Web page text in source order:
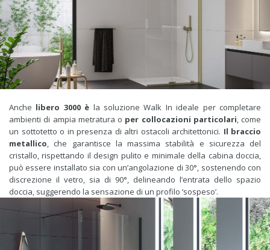
Anche libero 3000 è la soluzione Walk In ideale per completare
ambienti di ampia metratura o per collocazioni particolari, come
un sottotetto o in presenza di altri ostacoli architettonici. Il braccio
metallico, che garantisce la massima stabilità e sicurezza del
cristallo, rispettando il design pulito e minimale della cabina doccia,
può essere installato sia con un’angolazione di 30°, sostenendo con
discrezione il vetro, sia di 90°, delineando l’entrata dello spazio
doccia, suggerendo la sensazione di un profilo ‘sospeso’.